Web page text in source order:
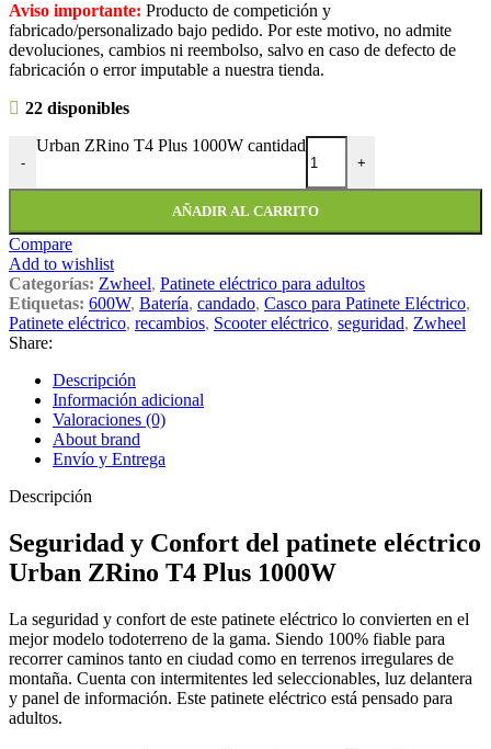
Aviso importante: Producto de competición y
fabricado/personalizado bajo pedido. Por este motivo, no admite
devoluciones, cambios ni reembolso, salvo en caso de defecto de
fabricación o error imputable a nuestra tienda.
22 disponibles
-
Urban ZRino T4 Plus 1000W cantidad
+
AÑADIR AL CARRITO
Compare
Add to wishlist
Categorías: Zwheel, Patinete eléctrico para adultos
Etiquetas: 600W, Batería, candado, Casco para Patinete Eléctrico,
Patinete eléctrico, recambios, Scooter eléctrico, seguridad, Zwheel
Share:
Descripción
Información adicional
Valoraciones (0)
About brand
Envío y Entrega
Descripción
Seguridad y Confort del patinete eléctrico
Urban ZRino T4 Plus 1000W
La seguridad y confort de este patinete eléctrico lo convierten en el
mejor modelo todoterreno de la gama. Siendo 100% fiable para
recorrer caminos tanto en ciudad como en terrenos irregulares de
montaña. Cuenta con intermitentes led seleccionables, luz delantera
y panel de información. Este patinete eléctrico está pensado para
adultos.